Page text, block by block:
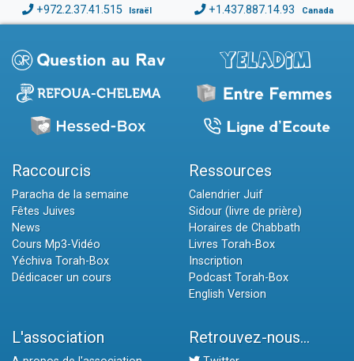
+972.2.37.41.515 Israël +1.437.887.14.93 Canada
Raccourcis
Paracha de la semaine
Fêtes Juives
News
Cours Mp3-Vidéo
Yéchiva Torah-Box
Dédicacer un cours
Ressources
Calendrier Juif
Sidour (livre de prière)
Horaires de Chabbath
Livres Torah-Box
Inscription
Podcast Torah-Box
English Version
L'association Retrouvez-nous...